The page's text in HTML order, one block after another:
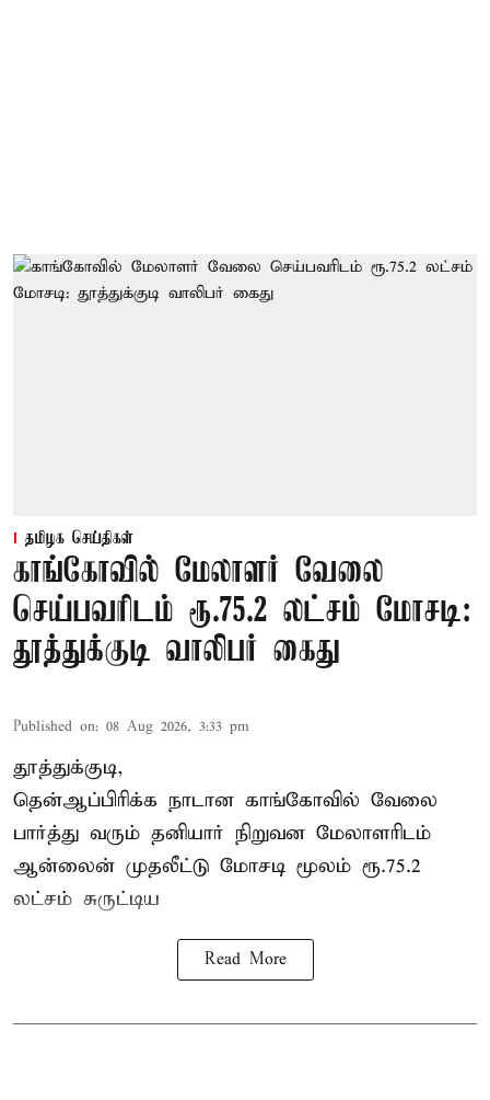
தமிழக செய்திகள்
காங்கோவில் மேலாளர் வேலை
செய்பவரிடம் ரூ.75.2 லட்சம் மோசடி:
தூத்துக்குடி வாலிபர் கைது
Published on: 08 Aug 2026, 3:33 pm
தூத்துக்குடி,
தென்ஆப்பிரிக்க நாடான காங்கோவில் வேலை
பார்த்து வரும் தனியார் நிறுவன மேலாளரிடம்
ஆன்லைன் முதலீட்டு மோசடி மூலம் ரூ.75.2
லட்சம் சுருட்டிய
Read More